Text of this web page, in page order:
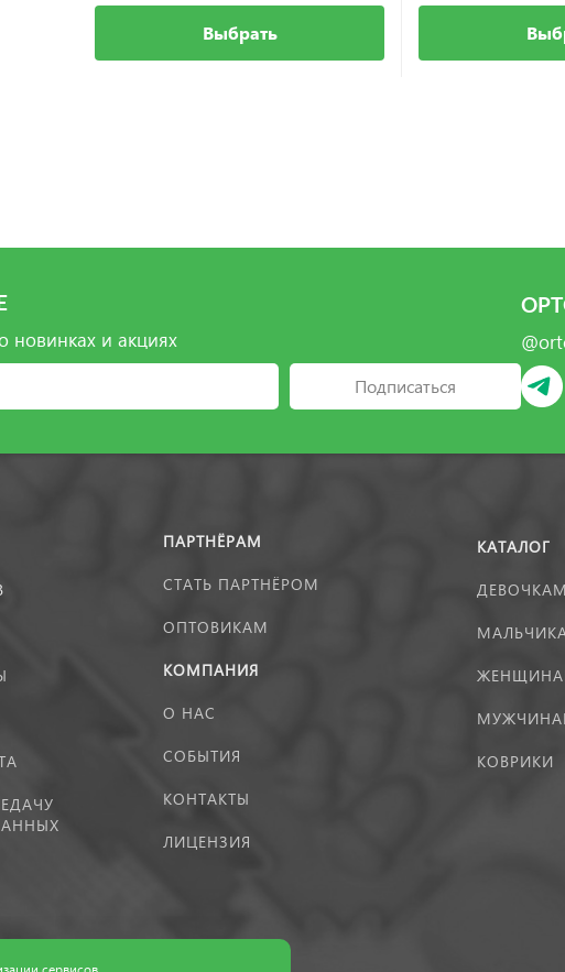
Выбрать
новинках и акциях
Подписаться
ПАРТНЁРАМ
СТАТЬ ПАРТНЁРОМ
ОПТОВИКАМ
КОМПАНИЯ
О НАС
СОБЫТИЯ
КОНТАКТЫ
ЛИЦЕНЗИЯ
КАТАЛОГ
ДЕВОЧКАМ
КОВРИКИ